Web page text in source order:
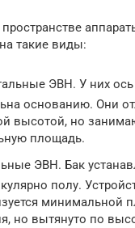
такие виды:
ЭВН. У них
основанию. Они
высотой, но
площадь.
ЭВН. Бак
полу.
минимальной
но вытянуто по